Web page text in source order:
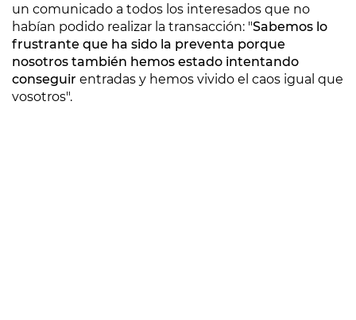
un comunicado a todos los interesados que no
habían podido realizar la transacción: "Sabemos lo
frustrante que ha sido la preventa porque
nosotros también hemos estado intentando
conseguir entradas y hemos vivido el caos igual que
vosotros".